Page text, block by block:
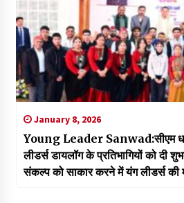
January 8, 2026
Young Leader Sanwad:सीएम
लीडर्स डायलॉग के प्रतिभागियों को दी
संकल्प को साकार करने में यंग लीडर्स की